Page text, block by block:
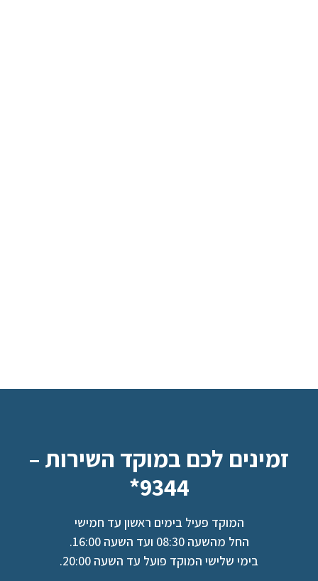
זמינים לכם במוקד השירות –
9344*
המוקד פעיל בימים ראשון עד חמישי
החל מהשעה 08:30 ועד השעה 16:00.
בימי שלישי המוקד פועל עד השעה 20:00.